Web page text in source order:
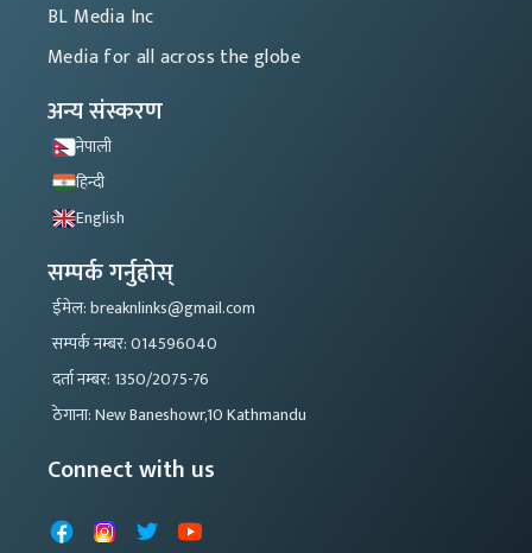
BL Media Inc
Media for all across the globe
अन्य संस्करण
नेपाली
हिन्दी
English
सम्पर्क गर्नुहोस्
ईमेल: breaknlinks@gmail.com
सम्पर्क नम्बर: 014596040
दर्ता नम्बर: 1350/2075-76
ठेगाना: New Baneshowr,10 Kathmandu
Connect with us
FacebookInstagram
X YouTube